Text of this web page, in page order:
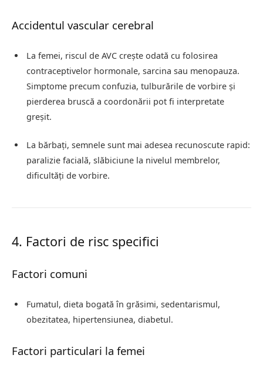
Accidentul vascular cerebral
La femei, riscul de AVC crește odată cu folosirea
contraceptivelor hormonale, sarcina sau menopauza.
Simptome precum confuzia, tulburările de vorbire și
pierderea bruscă a coordonării pot fi interpretate
greșit.
La bărbați, semnele sunt mai adesea recunoscute rapid:
paralizie facială, slăbiciune la nivelul membrelor,
dificultăți de vorbire.
4. Factori de risc specifici
Factori comuni
Fumatul, dieta bogată în grăsimi, sedentarismul,
obezitatea, hipertensiunea, diabetul.
Factori particulari la femei